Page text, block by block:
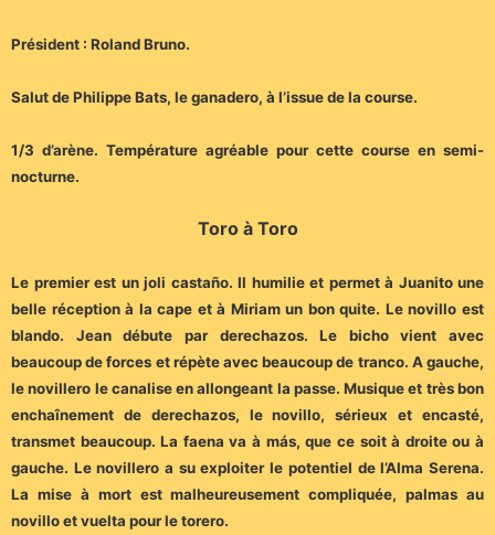
Président : Roland Bruno.
Salut de Philippe Bats, le ganadero, à l’issue de la course.
1/3 d’arène. Température agréable pour cette course en semi-
nocturne.
Toro à Toro
Le premier est un joli castaño. Il humilie et permet à Juanito une
belle réception à la cape et à Miriam un bon quite. Le novillo est
blando. Jean débute par derechazos. Le bicho vient avec
beaucoup de forces et répète avec beaucoup de tranco. A gauche,
le novillero le canalise en allongeant la passe. Musique et très bon
enchaînement de derechazos, le novillo, sérieux et encasté,
transmet beaucoup. La faena va à más, que ce soit à droite ou à
gauche. Le novillero a su exploiter le potentiel de l’Alma Serena.
La mise à mort est malheureusement compliquée, palmas au
novillo et vuelta pour le torero.